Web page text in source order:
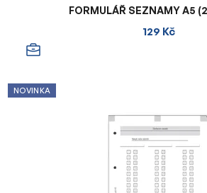
FORMULÁŘ SEZNAMY A5
129 Kč
NOVINKA